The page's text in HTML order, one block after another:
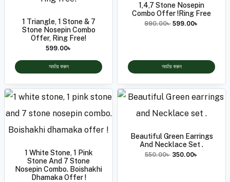
1 Triangle, 1 Stone & 7
Stone Nosepin Combo
Offer, Ring Free!
599.00৳
অর্ডার করুন
1,4,7 Stone Nosepin
Combo Offer !ring Free
990.00৳ 599.00৳
অর্ডার করুন
1 White Stone, 1 Pink
Stone And 7 Stone
Nosepin Combo. Boishakhi
Dhamaka Offer !
Beautiful Green Earrings
And Necklace Set .
550.00৳ 350.00৳